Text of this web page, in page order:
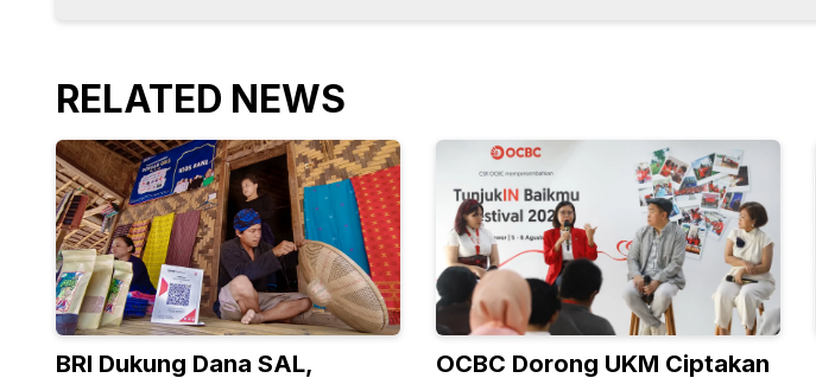
RELATED NEWS
BRI Dukung Dana SAL,
OCBC Dorong UKM Ciptakan